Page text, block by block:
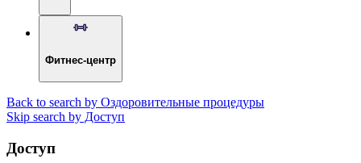
Фитнес-центр
Back to search by Оздоровительные процедуры
Skip search by Доступ
Доступ